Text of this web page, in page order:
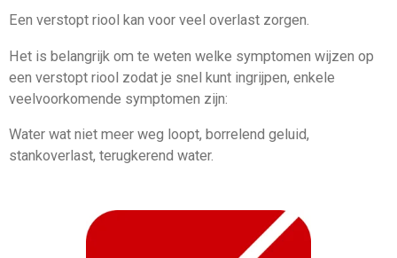
Een verstopt riool kan voor veel overlast zorgen.
Het is belangrijk om te weten welke symptomen wijzen op
een verstopt riool zodat je snel kunt ingrijpen, enkele
veelvoorkomende symptomen zijn:
Water wat niet meer weg loopt, borrelend geluid,
stankoverlast, terugkerend water.